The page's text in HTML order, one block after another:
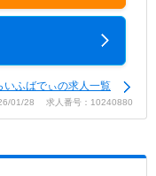
いふばでぃの求人一覧
01/28 求人番号：10240880